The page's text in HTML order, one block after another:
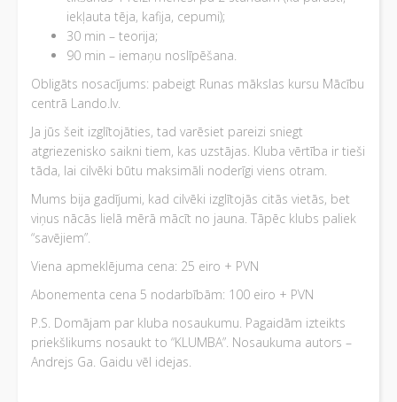
iekļauta tēja, kafija, cepumi);
30 min – teorija;
90 min – iemaņu noslīpēšana.
Obligāts nosacījums: pabeigt Runas mākslas kursu Mācību
centrā Lando.lv.
Ja jūs šeit izglītojāties, tad varēsiet pareizi sniegt
atgriezenisko saikni tiem, kas uzstājas. Kluba vērtība ir tieši
tāda, lai cilvēki būtu maksimāli noderīgi viens otram.
Mums bija gadījumi, kad cilvēki izglītojās citās vietās, bet
viņus nācās lielā mērā mācīt no jauna. Tāpēc klubs paliek
“savējiem”.
Viena apmeklējuma cena: 25 eiro + PVN
Abonementa cena 5 nodarbībām: 100 eiro + PVN
P.S. Domājam par kluba nosaukumu. Pagaidām izteikts
priekšlikums nosaukt to “KLUMBA”. Nosaukuma autors –
Andrejs Ga. Gaidu vēl idejas.